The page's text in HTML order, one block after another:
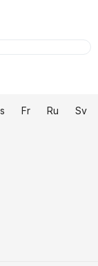
Fr Ru Sv